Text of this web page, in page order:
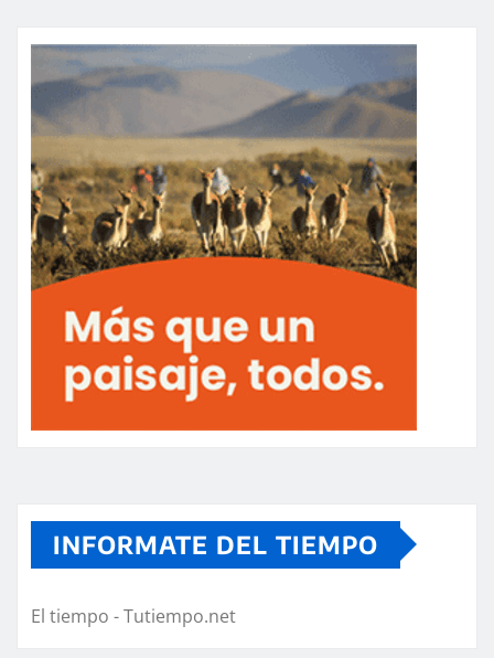
INFORMATE DEL TIEMPO
El tiempo - Tutiempo.net